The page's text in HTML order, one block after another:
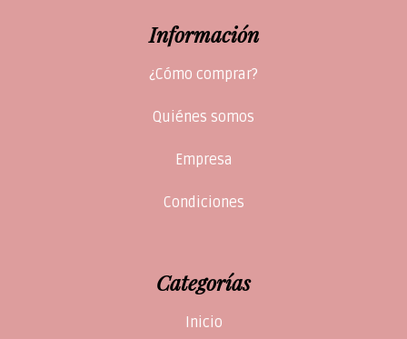
Información
¿Cómo comprar?
Quiénes somos
Empresa
Condiciones
Categorías
Inicio